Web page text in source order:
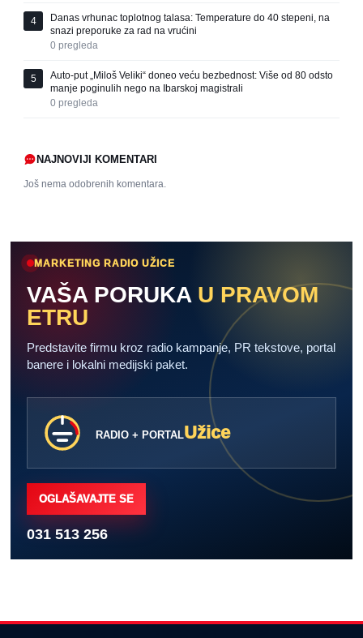
4
Danas vrhunac toplotnog talasa: Temperature do 40 stepeni, na
snazi preporuke za rad na vrućini
0 pregleda
5
Auto-put „Miloš Veliki“ doneo veću bezbednost: Više od 80 odsto
manje poginulih nego na Ibarskoj magistrali
0 pregleda
NAJNOVIJI KOMENTARI
Još nema odobrenih komentara.
MARKETING RADIO UŽICE
VAŠA PORUKA U PRAVOM
ETRU
Predstavite firmu kroz radio kampanje, PR tekstove, portal
banere i lokalni medijski paket.
RADIO + PORTALUžice
OGLAŠAVAJTE SE
031 513 256